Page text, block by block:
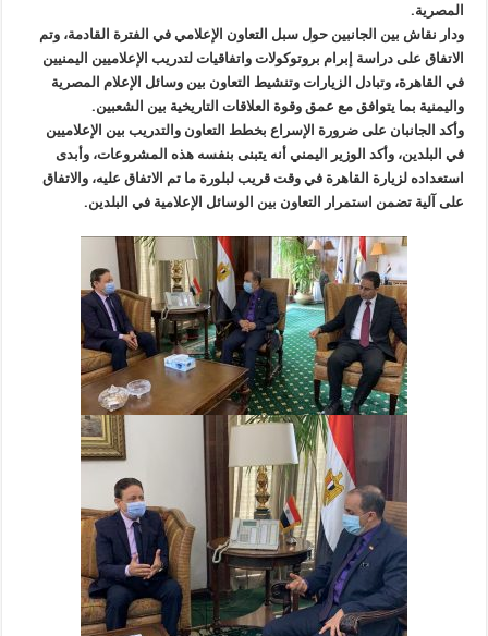
المصرية.
ودار نقاش بين الجانبين حول سبل التعاون الإعلامي في الفترة القادمة، وتم
الاتفاق على دراسة إبرام بروتوكولات واتفاقيات لتدريب الإعلاميين اليمنيين
في القاهرة، وتبادل الزيارات وتنشيط التعاون بين وسائل الإعلام المصرية
واليمنية بما يتوافق مع عمق وقوة العلاقات التاريخية بين الشعبين.
وأكد الجانبان على ضرورة الإسراع بخطط التعاون والتدريب بين الإعلاميين
في البلدين، وأكد الوزير اليمني أنه يتبنى بنفسه هذه المشروعات، وأبدى
استعداده لزيارة القاهرة في وقت قريب لبلورة ما تم الاتفاق عليه، والاتفاق
على آلية تضمن استمرار التعاون بين الوسائل الإعلامية في البلدين.